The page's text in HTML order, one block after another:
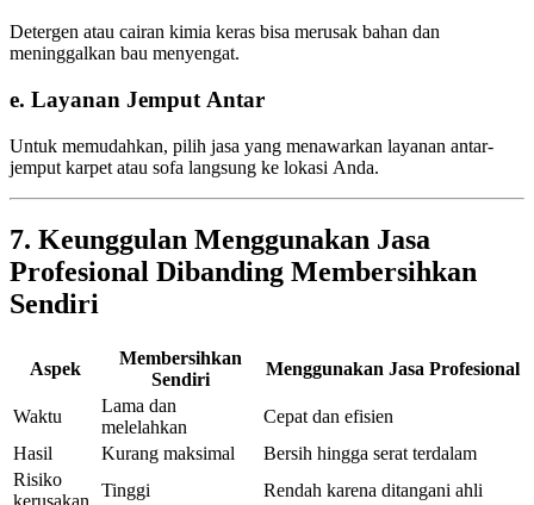
Detergen atau cairan kimia keras bisa merusak bahan dan
meninggalkan bau menyengat.
e. Layanan Jemput Antar
Untuk memudahkan, pilih jasa yang menawarkan layanan antar-
jemput karpet atau sofa langsung ke lokasi Anda.
7. Keunggulan Menggunakan Jasa
Profesional Dibanding Membersihkan
Sendiri
Aspek
Membersihkan
Sendiri
Menggunakan Jasa Profesional
Waktu
Lama dan
melelahkan
Cepat dan efisien
Hasil
Kurang maksimal
Bersih hingga serat terdalam
Risiko
kerusakan
Tinggi
Rendah karena ditangani ahli